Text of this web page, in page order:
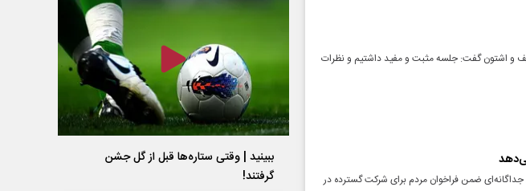
1+5 درباره جلسه صبح ظریف و اشتون گفت: جلسه مثبت و مفید داشتیم و نظرات
جداگانه‌ای ضمن فراخوان مردم برای شرکت گسترده در
ببینید | وقتی ستاره‌ها قبل از گل جشن
گرفتند!